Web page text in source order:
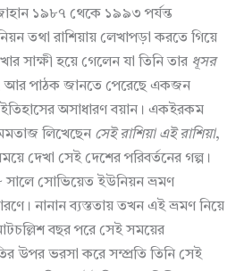
১৯৮৭ থেকে ১৯৯৩ পর্যন্ত
তথা রাশিয়ায় লেখাপড়া করতে গিয়ে
সাক্ষী হয়ে গেলেন যা তিনি তার ধূসর
আর পাঠক জানতে পেরেছে একজন
ইতিহাসের অসাধারণ বয়ান। একইরকম
লিখেছেন সেই রাশিয়া এই রাশিয়া,
দেখা সেই দেশের পরিবর্তনের গল্প।
সোভিয়েত ইউনিয়ন ভ্রমণ
নানান ব্যস্ততায় তখন এই ভ্রমণ নিয়ে
বছর পরে সেই সময়ের
উপর ভরসা করে সম্প্রতি তিনি সেই